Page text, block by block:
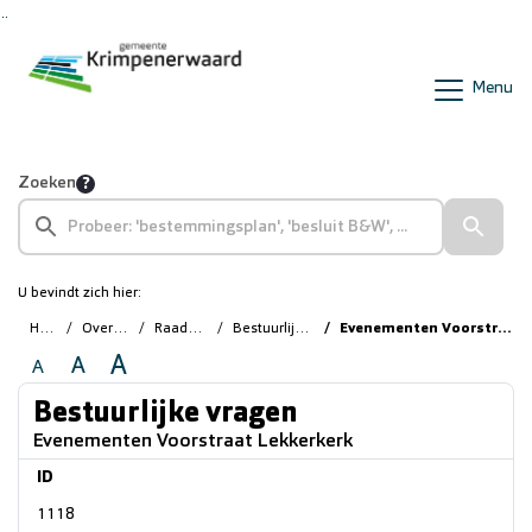
Menu
Zoeken
U bevindt zich hier:
Home Overzichten Raadsvragen Bestuurlijke vragen Evenementen Voorstraat Lekkerkerk
A A A
Bestuurlijke vragen
Evenementen Voorstraat Lekkerkerk
ID
1118